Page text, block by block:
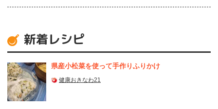
新着レシピ
県産⼩松菜を使って⼿作りふりかけ
健康おきなわ21